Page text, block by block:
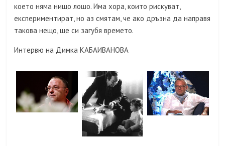
което няма нищо лошо. Има хора, които рискуват,
експериментират, но аз смятам, че ако дръзна да направя
такова нещо, ще си загубя времето.
Интервю на Димка КАБАИВАНОВА